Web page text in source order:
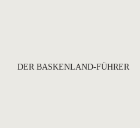
DER BASKENLAND-FÜHRER